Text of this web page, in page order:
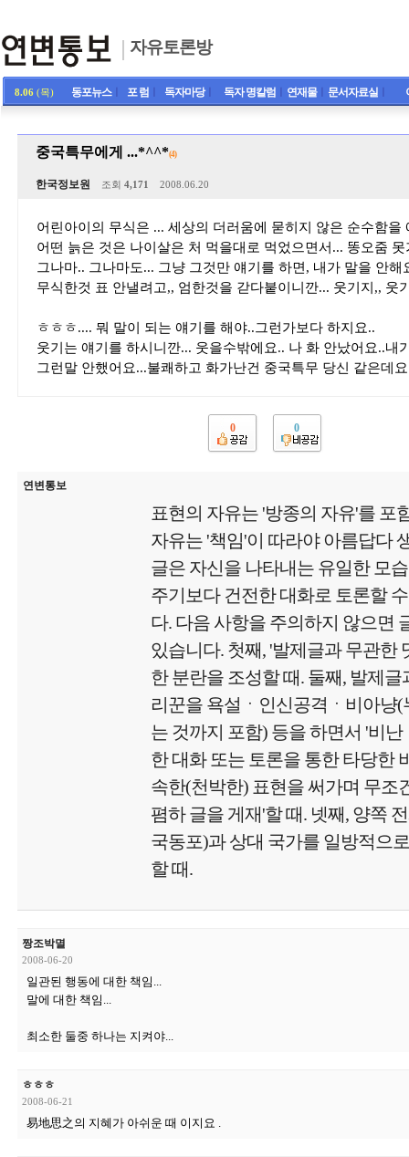
자유토론방
8.06 (목) 동포뉴스ㅣ 포 럼 독자마당ㅣ 독자 명칼럼 연재물ㅣ 문서자료실
중국특무에게 ...*^^*(4)
한국정보원 조회 4,171 2008.06.20
어린아이의 무식은 ... 세상의 더러움에 묻히지 않은 순수함을
어떤 늙은 것은 나이살은 처 먹을대로 먹었으면서... 똥오줌
그나마.. 그나마도... 그냥 그것만 얘기를 하면, 내가 말을 안해
무식한것 표 안낼려고,, 엄한것을 갇다붙이니깐... 웃기지,,
ㅎㅎㅎ.... 뭐 말이 되는 얘기를 해야..그런가보다 하지요..
웃기는 얘기를 하시니깐... 웃을수밖에요.. 나 화 안났어요..내
그런말 안했어요...불쾌하고 화가난건 중국특무 당신 같은데
0 0
연변통보
표현의 자유는 '방종의 자유'를 포
자유는 '책임'이 따라야 아름답다
글은 자신을 나타내는 유일한 모
주기보다 건전한 대화로 토론할
다. 다음 사항을 주의하지 않으면
있습니다. 첫째, '발제글과 무관한
한 분란을 조성할 때. 둘째, 발제
리꾼을 욕설ㆍ인신공격ㆍ비아냥
는 것까지 포함) 등을 하면서 '비
한 대화 또는 토론을 통한 타당한
속한(천박한) 표현을 써가며 무조
폄하 글을 게재'할 때. 넷째, 양쪽
국동포)과 상대 국가를 일방적으
할 때.
짱조박멸
2008-06-20
일관된 행동에 대한 책임...
말에 대한 책임...
최소한 둘중 하나는 지켜야...
ㅎㅎㅎ
2008-06-21
易地思之의 지혜가 아쉬운 때 이지요 .